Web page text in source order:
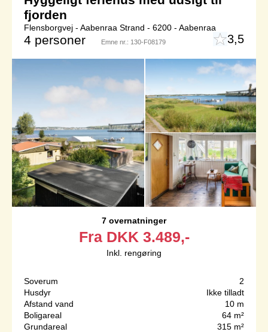
fjorden
Flensborgvej - Aabenraa Strand - 6200 - Aabenraa
4 personer Emne nr.: 130-F08179 3,5
7 overnatninger
Fra DKK 3.489,-
Inkl. rengøring
Soverum
2
Husdyr
Ikke tilladt
Afstand vand
10 m
Boligareal
64 m²
Grundareal
315 m²